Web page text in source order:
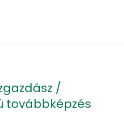
/
továbbképzés